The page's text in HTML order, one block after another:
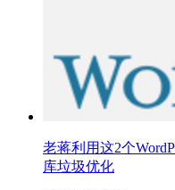
老蒋利用这2个
库垃圾优化